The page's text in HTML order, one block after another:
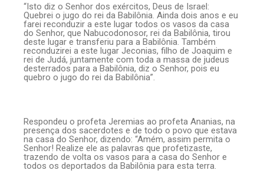
“Isto diz o Senhor dos exércitos, Deus de Israel:
Quebrei o jugo do rei da Babilônia. Ainda dois anos e eu
farei reconduzir a este lugar todos os vasos da casa
do Senhor, que Nabucodonosor, rei da Babilônia, tirou
deste lugar e transferiu para a Babilônia. Também
reconduzirei a este lugar Jeconias, filho de Joaquim e
rei de Judá, juntamente com toda a massa de judeus
desterrados para a Babilônia, diz o Senhor, pois eu
quebro o jugo do rei da Babilônia”.
Respondeu o profeta Jeremias ao profeta Ananias, na
presença dos sacerdotes e de todo o povo que estava
na casa do Senhor, dizendo: “Amém, assim permita o
Senhor! Realize ele as palavras que profetizaste,
trazendo de volta os vasos para a casa do Senhor e
todos os deportados da Babilônia para esta terra.